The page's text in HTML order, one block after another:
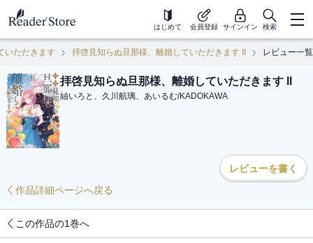
はじめて 会員登録 サインイン 検索
いただきます 拝啓見知らぬ旦那様、離婚していただきます II レビュー一覧
拝啓見知らぬ旦那様、離婚していただきます II
紬いろと、久川航璃、あいるむ/KADOKAWA
レビューを書く
作品詳細ページへ戻る
この作品の1巻へ